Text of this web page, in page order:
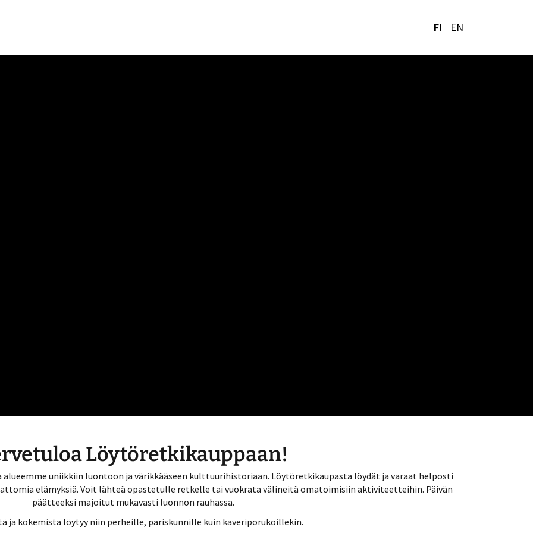
FI EN
Löytöretkikauppaan!
alueemme uniikkiin luontoon ja värikkääseen kulttuurihistoriaan. Löytöretkikaupasta löydät ja varaat helposti
elämyksiä. Voit lähteä opastetulle retkelle tai vuokrata välineitä omatoimisiin aktiviteetteihin. Päivän
päätteeksi majoitut mukavasti luonnon rauhassa.
ja kokemista löytyy niin perheille, pariskunnille kuin kaveriporukoillekin.